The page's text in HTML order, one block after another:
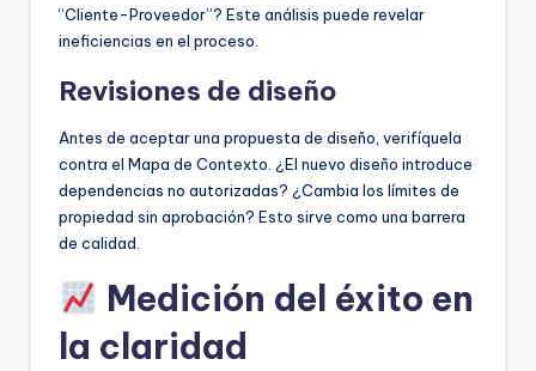
“Cliente-Proveedor”? Este análisis puede revelar
ineficiencias en el proceso.
Revisiones de diseño
Antes de aceptar una propuesta de diseño, verifíquela
contra el Mapa de Contexto. ¿El nuevo diseño introduce
dependencias no autorizadas? ¿Cambia los límites de
propiedad sin aprobación? Esto sirve como una barrera
de calidad.
Medición del éxito en
la claridad